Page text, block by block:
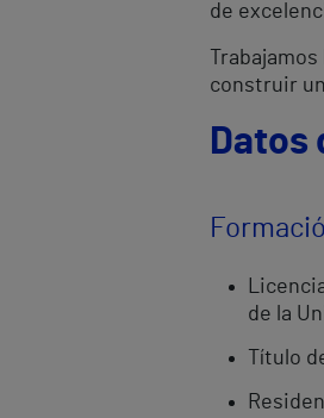
de
construir
Datos
de la
Título